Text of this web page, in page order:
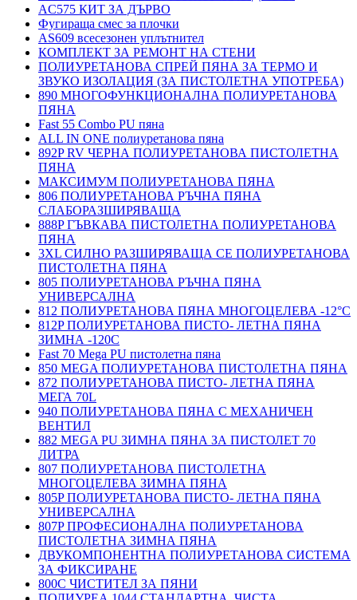
AC575 КИТ ЗА ДЪРВО
Фугираща смес за плочки
AS609 всесезонен уплътнител
КОМПЛЕКТ ЗА РЕМОНТ НА СТЕНИ
ПОЛИУРЕТАНОВА СПРЕЙ ПЯНА ЗА ТЕРМО И
ЗВУКО ИЗОЛАЦИЯ (ЗА ПИСТОЛЕТНА УПОТРЕБА)
890 МНОГОФУНКЦИОНАЛНА ПОЛИУРЕТАНОВА
ПЯНА
Fast 55 Combo PU пяна
ALL IN ONE полиуретанова пяна
892P RV ЧЕРНА ПОЛИУРЕТАНОВА ПИСТОЛЕТНА
ПЯНА
МАКСИМУМ ПОЛИУРЕТАНОВА ПЯНА
806 ПОЛИУРЕТАНОВА РЪЧНА ПЯНА
СЛАБОРАЗШИРЯВАЩА
888P ГЪВКАВА ПИСТОЛЕТНА ПОЛИУРЕТАНОВА
ПЯНА
3XL СИЛНО РАЗШИРЯВАЩА СЕ ПОЛИУРЕТАНОВА
ПИСТОЛЕТНА ПЯНА
805 ПОЛИУРЕТАНОВА РЪЧНА ПЯНА
УНИВЕРСАЛНА
812 ПОЛИУРЕТАНОВА ПЯНА МНОГОЦЕЛЕВА -12°C
812P ПОЛИУРЕТАНОВА ПИСТО- ЛЕТНА ПЯНА
ЗИМНА -120С
Fast 70 Mega PU пистолетна пяна
850 MEGA ПОЛИУРЕТАНОВА ПИСТОЛЕТНА ПЯНА
872 ПОЛИУРЕТАНОВА ПИСТО- ЛЕТНА ПЯНА
МЕГА 70L
940 ПОЛИУРЕТАНОВА ПЯНА С МЕХАНИЧЕН
ВЕНТИЛ
882 MEGA PU ЗИМНА ПЯНА ЗА ПИСТОЛЕТ 70
ЛИТРА
807 ПОЛИУРЕТАНОВА ПИСТОЛЕТНА
МНОГОЦЕЛЕВА ЗИМНА ПЯНА
805P ПОЛИУРЕТАНОВА ПИСТО- ЛЕТНА ПЯНА
УНИВЕРСАЛНА
807P ПРОФЕСИОНАЛНА ПОЛИУРЕТАНОВА
ПИСТОЛЕТНА ЗИМНА ПЯНА
ДВУКОМПОНЕНТНА ПОЛИУРЕТАНОВА СИСТЕМА
ЗА ФИКСИРАНЕ
800C ЧИСТИТЕЛ ЗА ПЯНИ